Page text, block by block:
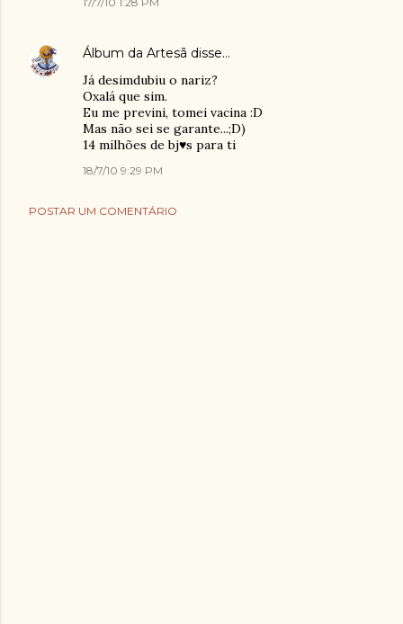
Álbum da Artesã disse…
Já desimdubiu o nariz?
Oxalá que sim.
Eu me previni, tomei vacina :D
Mas não sei se garante...;D)
14 milhões de bj♥s para ti
18/7/10 9:29 PM
POSTAR UM COMENTÁRIO